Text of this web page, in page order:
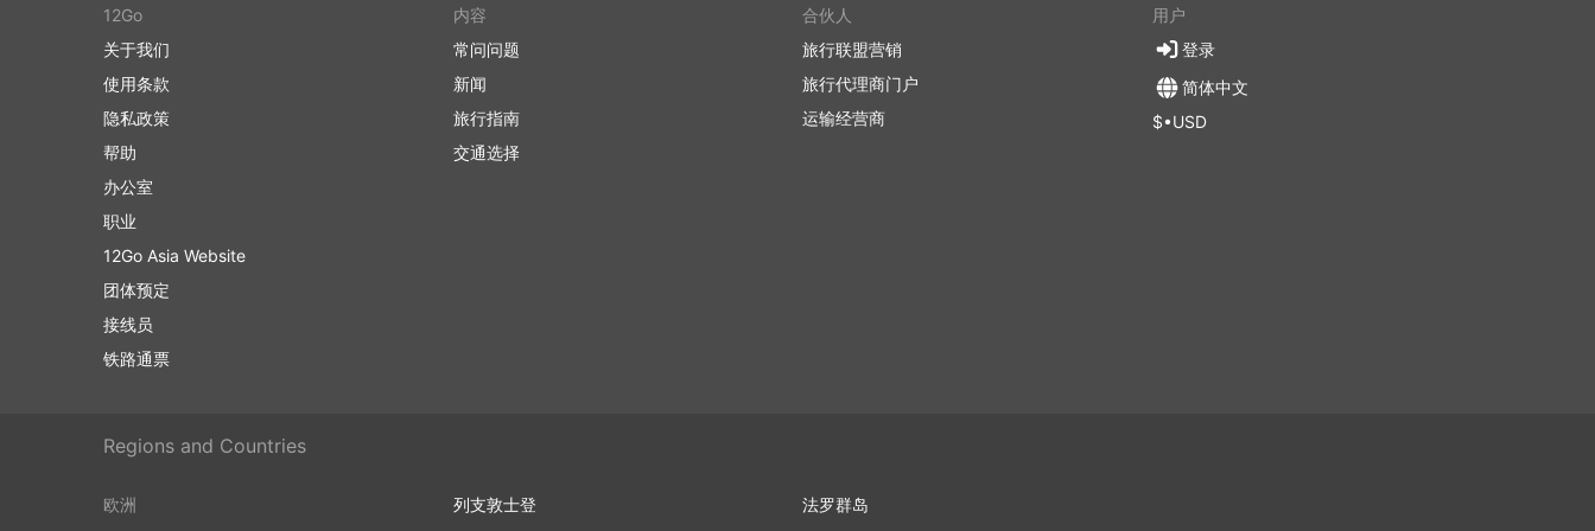
12Go
关于我们
使用条款
隐私政策
帮助
办公室
职业
12Go Asia Website
团体预定
接线员
铁路通票
内容
常问问题
新闻
旅行指南
交通选择
合伙人
旅行联盟营销
旅行代理商门户
运输经营商
用户
登录
简体中文
$•USD
Regions and Countries
欧洲 列支敦士登 法罗群岛